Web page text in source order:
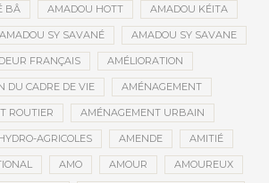
BÂ AMADOU HOTT AMADOU KÉITA
AMADOU SY SAVANÉ AMADOU SY SAVANE
FRANÇAIS AMÉLIORATION
DU CADRE DE VIE AMÉNAGEMENT
ROUTIER AMÉNAGEMENT URBAIN
AGRICOLES AMENDE AMITIÉ
AMO AMOUR AMOUREUX